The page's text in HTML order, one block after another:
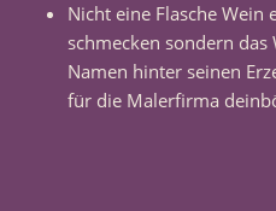
Nicht eine Flasche Wein
schmecken sondern
Namen hinter seinen
für die Malerfirma